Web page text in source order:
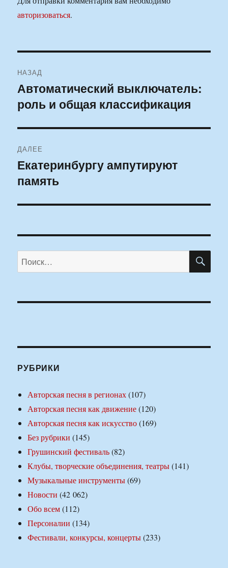
авторизоваться.
по
записям
НАЗАД
Предыдущая
запись:
Автоматический выключатель:
роль и общая классификация
ДАЛЕЕ
Следующая
запись:
Екатеринбургу ампутируют
память
Искать:
РУБРИКИ
Авторская песня в регионах(107)
Авторская песня как движение(120)
Авторская песня как искусство(169)
Без рубрики (145)
Грушинский фестиваль(82)
Клубы, творческие объединения, театры(141)
Музыкальные инструменты(69)
Новости (42 062)
Обо всем(112)
Персоналии (134)
Фестивали, конкурсы, концерты(233)